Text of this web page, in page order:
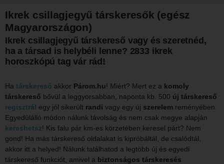
Ikrek csillagjegyű társkeresők (egész
Magyarországon)
Ikrek csillagjegyű társkereső vagy és szeretnéd,
ha a társad is helybéli lenne? 2833 ikrek
horoszkópú tag vár rád!
Ha társkereső akkor Párom.hu! Miért? Mert ez a komoly
társkereső bővül a leggyorsabban, naponta kb. 500 új társkereső
regisztrál egy jól sikerült randi vagy egy új szerelem reményében.
Egyedülálló módon nálunk távolság és nem csak megye alapján
kereshetsz! Kis falu pár km-es körzetében keresel párt? Nem
gond! Ha más társkereső oldalakat is kipróbáltál, de csalódtál,
akkor itt a helyed! Nálunk találhatod a legtöbb új és egyedi
társkereső funkciót, amivel a biztonságos társkeresés